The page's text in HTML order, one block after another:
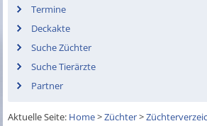
Termine
Deckakte
Suche Züchter
Suche Tierärzte
Partner
Aktuelle Seite: Home>Züchter>